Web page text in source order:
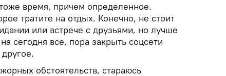
время, причем определенное.
тратите на отдых. Конечно, не стоит
или встрече с друзьями, но лучше
сегодня все, пора закрыть соцсети
обстоятельств, стараюсь